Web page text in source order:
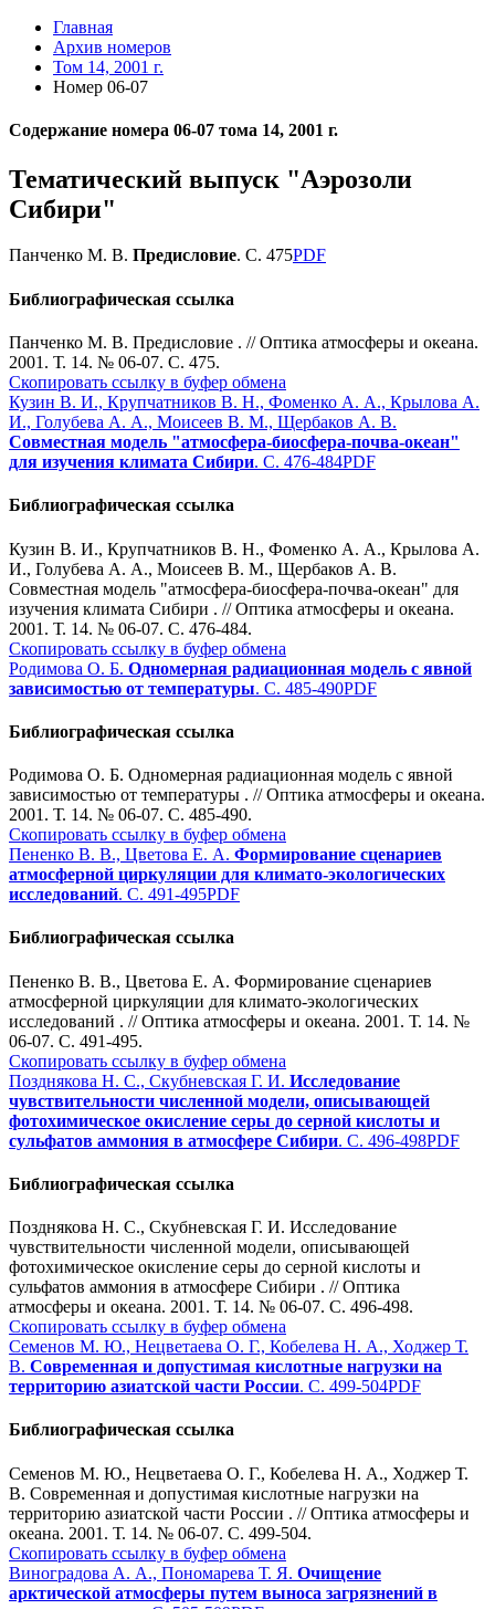
Главная
Архив номеров
Том 14, 2001 г.
Номер 06-07
Содержание номера 06-07 тома 14, 2001 г.
Тематический выпуск "Аэрозоли
Сибири"
Панченко М. В. Предисловие. С. 475PDF
Библиографическая ссылка
Панченко М. В. Предисловие . // Оптика атмосферы и океана.
2001. Т. 14. № 06-07. С. 475.
Скопировать ссылку в буфер обмена
Кузин В. И., Крупчатников В. Н., Фоменко А. А., Крылова А.
И., Голубева А. А., Моисеев В. М., Щербаков А. В.
Совместная модель "атмосфера-биосфера-почва-океан"
для изучения климата Сибири. С. 476-484PDF
Библиографическая ссылка
Кузин В. И., Крупчатников В. Н., Фоменко А. А., Крылова А.
И., Голубева А. А., Моисеев В. М., Щербаков А. В.
Совместная модель "атмосфера-биосфера-почва-океан" для
изучения климата Сибири . // Оптика атмосферы и океана.
2001. Т. 14. № 06-07. С. 476-484.
Скопировать ссылку в буфер обмена
Родимова О. Б. Одномерная радиационная модель с явной
зависимостью от температуры. С. 485-490PDF
Библиографическая ссылка
Родимова О. Б. Одномерная радиационная модель с явной
зависимостью от температуры . // Оптика атмосферы и океана.
2001. Т. 14. № 06-07. С. 485-490.
Скопировать ссылку в буфер обмена
Пененко В. В., Цветова Е. А. Формирование сценариев
атмосферной циркуляции для климато-экологических
исследований. С. 491-495PDF
Библиографическая ссылка
Пененко В. В., Цветова Е. А. Формирование сценариев
атмосферной циркуляции для климато-экологических
исследований . // Оптика атмосферы и океана. 2001. Т. 14. №
06-07. С. 491-495.
Скопировать ссылку в буфер обмена
Позднякова Н. С., Скубневская Г. И. Исследование
чувствительности численной модели, описывающей
фотохимическое окисление серы до серной кислоты и
сульфатов аммония в атмосфере Сибири. С. 496-498PDF
Библиографическая ссылка
Позднякова Н. С., Скубневская Г. И. Исследование
чувствительности численной модели, описывающей
фотохимическое окисление серы до серной кислоты и
сульфатов аммония в атмосфере Сибири . // Оптика
атмосферы и океана. 2001. Т. 14. № 06-07. С. 496-498.
Скопировать ссылку в буфер обмена
Семенов М. Ю., Нецветаева О. Г., Кобелева Н. А., Ходжер Т.
В. Современная и допустимая кислотные нагрузки на
территорию азиатской части России. С. 499-504PDF
Библиографическая ссылка
Семенов М. Ю., Нецветаева О. Г., Кобелева Н. А., Ходжер Т.
В. Современная и допустимая кислотные нагрузки на
территорию азиатской части России . // Оптика атмосферы и
океана. 2001. Т. 14. № 06-07. С. 499-504.
Скопировать ссылку в буфер обмена
Виноградова А. А., Пономарева Т. Я. Очищение
арктической атмосферы путем выноса загрязнений в